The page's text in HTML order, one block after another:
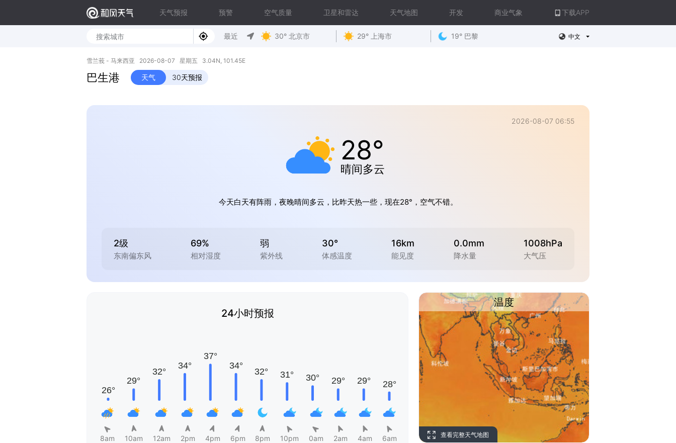
天气预报 预警 空气质量 卫星和雷达 天气地图 开发 商业气象 下载APP
最近 30° 北京市 29° 上海市 19° 巴黎 中文
雪兰莪 - 马来西亚 2026-08-07 星期五 3.04N, 101.45E
巴生港 天气 30天预报
2026-08-07 06:55
28°
晴间多云
今天白天有阵雨，夜晚晴间多云，比昨天热一些，现在28°，空气不错。
2级
东南偏东风
69%
相对湿度
弱
紫外线
30°
体感温度
16km
能见度
0.0mm
降水量
1008hPa
大气压
24小时预报
8am 10am 12am 2pm 4pm 6pm 8pm 10pm 0am 2am 4am 6am
温度
查看完整天气地图